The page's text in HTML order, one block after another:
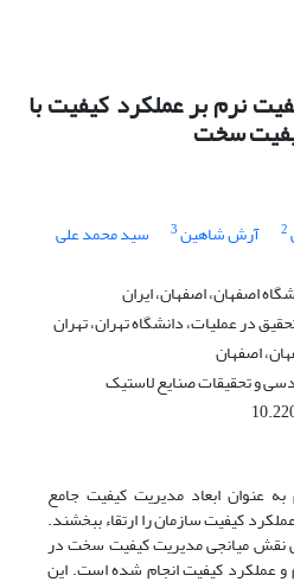
نرم بر عملکرد کیفیت با
سخت
2 آرش شاهین3 سید محمد علی
اصفهان، اصفهان، ایران
در عملیات، دانشگاه تهران، تهران
اصفهان
و تحقیقات صنایع لاستیک
عنوان ابعاد مدیریت کیفیت جامع
کیفیت سازمان را ارتقاء ببخشند.
میانجی مدیریت کیفیت سخت در
و عملکرد کیفیت انجام شده است. این